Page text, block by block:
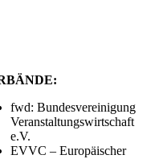
fwd: Bundesvereinigung
Veranstaltungswirtschaft
e.V.
EVVC – Europäischer